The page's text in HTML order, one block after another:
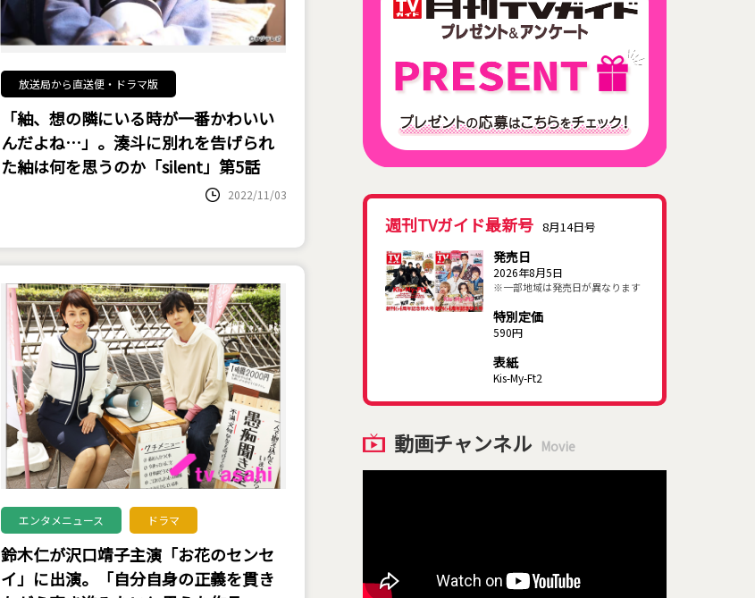
放送局から直送便・ドラマ版
「紬、想の隣にいる時が一番かわいい
んだよね…」。湊斗に別れを告げられ
た紬は何を思うのか――「silent」第5話
2022/11/03
エンタメニュース ドラマ
鈴木仁が沢口靖子主演「お花のセンセ
イ」に出演。「自分自身の正義を貫き
週刊TVガイド最新号 8月14日号
発売日
2026年8月5日
※一部地域は発売日が異なります
特別定価
590円
表紙
Kis-My-Ft2
動画チャンネル Movie